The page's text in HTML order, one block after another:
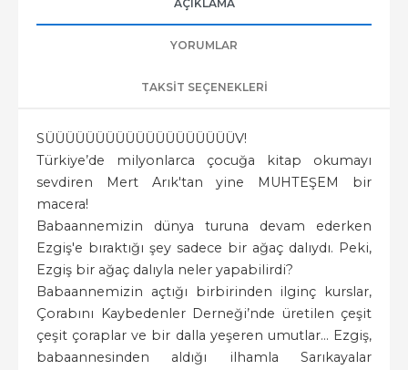
AÇIKLAMA
YORUMLAR
TAKSIT SEÇENEKLERI
SÜÜÜÜÜÜÜÜÜÜÜÜÜÜÜÜÜÜÜV!
Türkiye’de milyonlarca çocuğa kitap okumayı
sevdiren Mert Arık'tan yine MUHTEŞEM bir
macera!
Babaannemizin dünya turuna devam ederken
Ezgiş'e bıraktığı şey sadece bir ağaç dalıydı. Peki,
Ezgiş bir ağaç dalıyla neler yapabilirdi?
Babaannemizin açtığı birbirinden ilginç kurslar,
Çorabını Kaybedenler Derneği’nde üretilen çeşit
çeşit çoraplar ve bir dalla yeşeren umutlar... Ezgiş,
babaannesinden aldığı ilhamla Sarıkayalar